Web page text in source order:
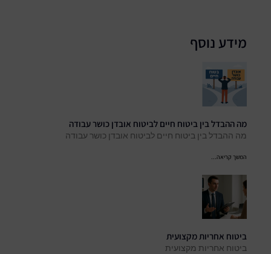
מידע נוסף
מה ההבדל בין ביטוח חיים לביטוח אובדן כושר עבודה
מה ההבדל בין ביטוח חיים לביטוח אובדן כושר עבודה
המשך קריאה...
ביטוח אחריות מקצועית
ביטוח אחריות מקצועית